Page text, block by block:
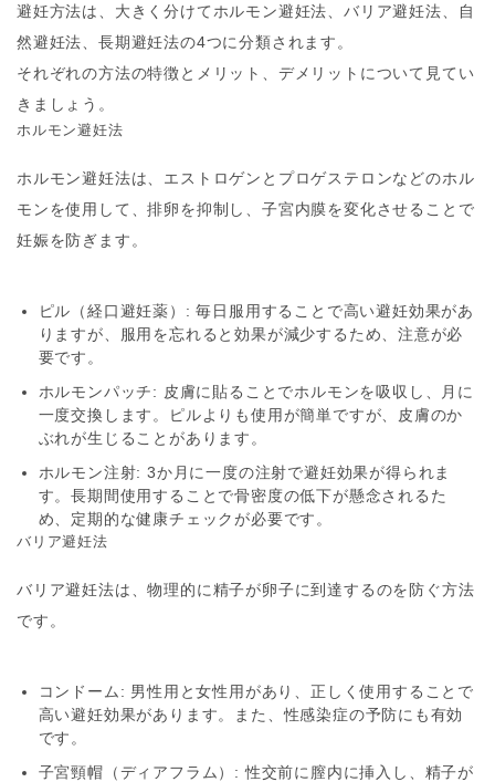
避妊方法は、大きく分けてホルモン避妊法、バリア避妊法、自
然避妊法、長期避妊法の4つに分類されます。
それぞれの方法の特徴とメリット、デメリットについて見てい
きましょう。
ホルモン避妊法
ホルモン避妊法は、エストロゲンとプロゲステロンなどのホル
モンを使用して、排卵を抑制し、子宮内膜を変化させることで
妊娠を防ぎます。
ピル（経口避妊薬） : 毎日服用することで高い避妊効果があ
りますが、服用を忘れると効果が減少するため、注意が必
要です。
ホルモンパッチ: 皮膚に貼ることでホルモンを吸収し、月に
一度交換します。ピルよりも使用が簡単ですが、皮膚のか
ぶれが生じることがあります。
ホルモン注射: 3か月に一度の注射で避妊効果が得られま
す。長期間使用することで骨密度の低下が懸念されるた
め、定期的な健康チェックが必要です。
バリア避妊法
バリア避妊法は、物理的に精子が卵子に到達するのを防ぐ方法
です。
コンドーム : 男性用と女性用があり、正しく使用することで
高い避妊効果があります。また、性感染症の予防にも有効
です。
子宮頸帽（ディアフラム） : 性交前に膣内に挿入し、精子が